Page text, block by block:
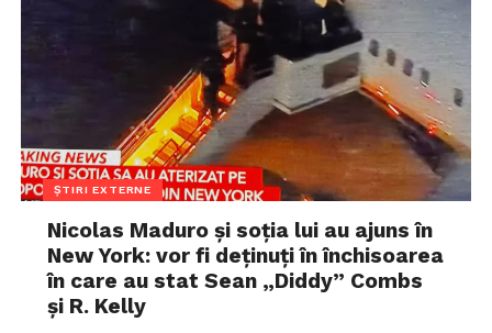
ȘTIRI EXTERNE
Nicolas Maduro și soția lui au ajuns în
New York: vor fi deținuți în închisoarea
în care au stat Sean „Diddy” Combs
și R. Kelly